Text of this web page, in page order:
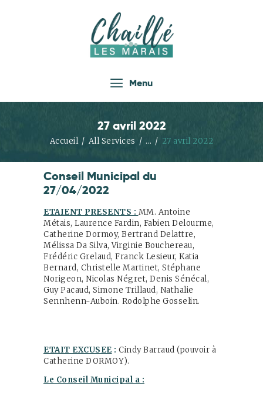
Menu
27 avril 2022
Accueil All Services ... 27 avril 2022
Vie Locale
Loisirs
Économie
Tourisme
Les Associations
Conseil Municipal du
27/04/2022
ETAIENT PRESENTS : MM. Antoine
Métais, Laurence Fardin, Fabien Delourme,
Catherine Dormoy, Bertrand Delattre,
Mélissa Da Silva, Virginie Bouchereau,
Frédéric Grelaud, Franck Lesieur, Katia
Bernard, Christelle Martinet, Stéphane
Norigeon, Nicolas Négret, Denis Sénécal,
Guy Pacaud, Simone Trillaud, Nathalie
Sennhenn-Auboin. Rodolphe Gosselin.
ETAIT EXCUSEE : Cindy Barraud (pouvoir à
Catherine DORMOY).
Le Conseil Municipal a :